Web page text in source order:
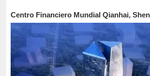
Centro Financiero Mundial Qianhai,